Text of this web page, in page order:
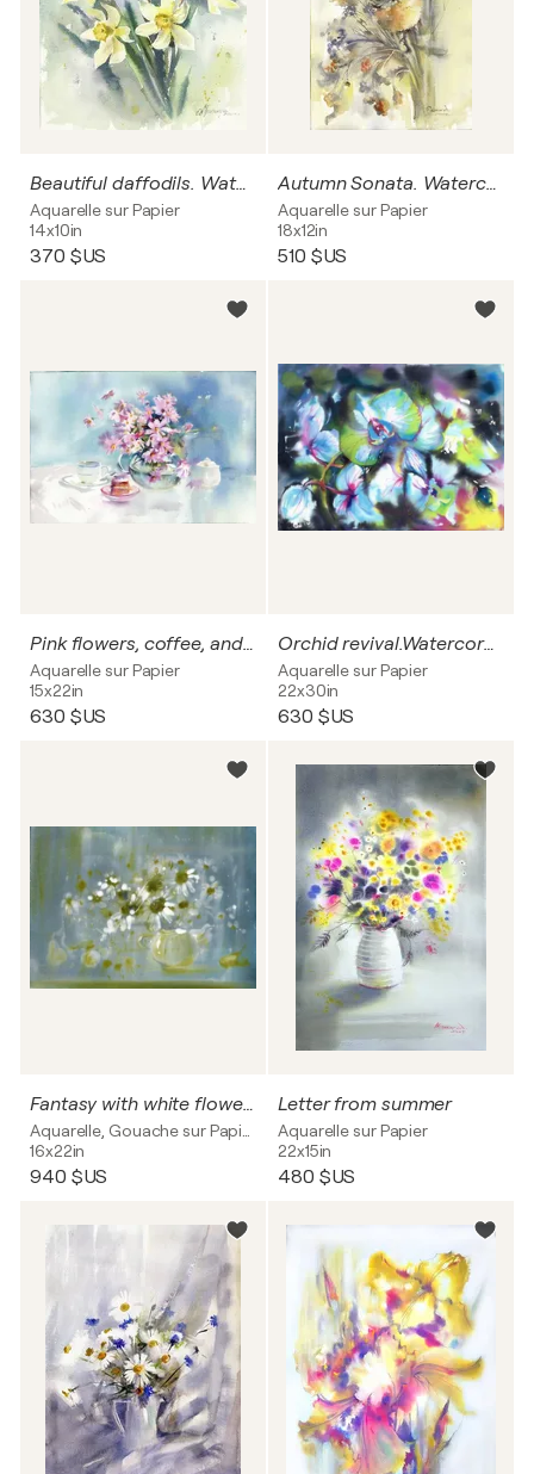
Beautiful daffodils. Watercolor flowers.
Aquarelle sur Papier
14x10in
370 $US
Autumn Sonata. Watercolor.
Aquarelle sur Papier
18x12in
510 $US
Pink flowers, coffee, and carrot cake.
Aquarelle sur Papier
15x22in
630 $US
Orchid revival.Watercoror fantasy.
Aquarelle sur Papier
22x30in
630 $US
Fantasy with white flowers and fruits.
16x22in
940 $US
Letter from summer
Aquarelle sur Papier
22x15in
480 $US